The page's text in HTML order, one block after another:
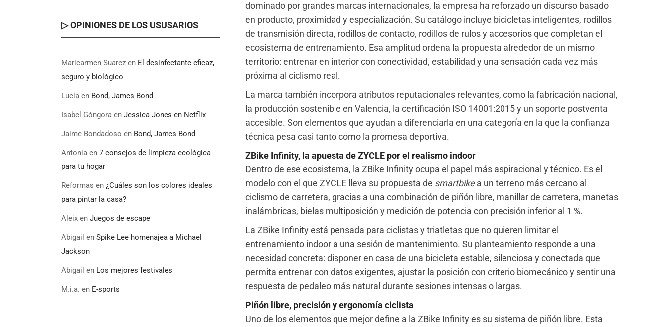
dominado por grandes marcas internacionales, la empresa ha reforzado un discurso basado
en producto, proximidad y especialización. Su catálogo incluye bicicletas inteligentes, rodillos
de transmisión directa, rodillos de contacto, rodillos de rulos y accesorios que completan el
ecosistema de entrenamiento. Esa amplitud ordena la propuesta alrededor de un mismo
territorio: entrenar en interior con conectividad, estabilidad y una sensación cada vez más
próxima al ciclismo real.
La marca también incorpora atributos reputacionales relevantes, como la fabricación nacional,
la producción sostenible en Valencia, la certificación ISO 14001:2015 y un soporte postventa
accesible. Son elementos que ayudan a diferenciarla en una categoría en la que la confianza
técnica pesa casi tanto como la promesa deportiva.
ZBike Infinity, la apuesta de ZYCLE por el realismo indoor
Dentro de ese ecosistema, la ZBike Infinity ocupa el papel más aspiracional y técnico. Es el
modelo con el que ZYCLE lleva su propuesta de smartbikea un terreno más cercano al
ciclismo de carretera, gracias a una combinación de piñón libre, manillar de carretera, manetas
inalámbricas, bielas multiposición y medición de potencia con precisión inferior al 1 %.
La ZBike Infinity está pensada para ciclistas y triatletas que no quieren limitar el
entrenamiento indoor a una sesión de mantenimiento. Su planteamiento responde a una
necesidad concreta: disponer en casa de una bicicleta estable, silenciosa y conectada que
permita entrenar con datos exigentes, ajustar la posición con criterio biomecánico y sentir una
respuesta de pedaleo más natural durante sesiones intensas o largas.
Piñón libre, precisión y ergonomía ciclista
Uno de los elementos que mejor define a la ZBike Infinity es su sistema de piñón libre. Esta
▷ OPINIONES DE LOS USUSARIOS
Maricarmen Suarez en El desinfectante eficaz,
seguro y biológico
Lucía en Bond, James Bond
Isabel Góngora en Jessica Jones en Netflix
Jaime Bondadoso en Bond, James Bond
Antonia en 7 consejos de limpieza ecológica
para tu hogar
Reformas en ¿Cuáles son los colores ideales
para pintar la casa?
Aleix en Juegos de escape
Abigail en Spike Lee homenajea a Michael
Jackson
Abigail en Los mejores festivales
M.i.a. en E-sports